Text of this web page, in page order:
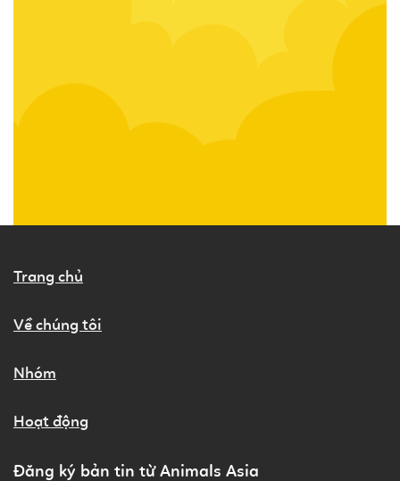
Trang chủ
Về chúng tôi
Nhóm
Hoạt động
Đăng ký bản tin từ Animals Asia